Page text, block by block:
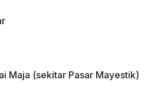
Maja (sekitar Pasar Mayestik)